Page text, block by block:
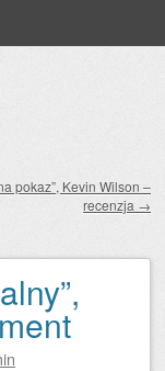
pokaz”, Kevin Wilson –
recenzja →